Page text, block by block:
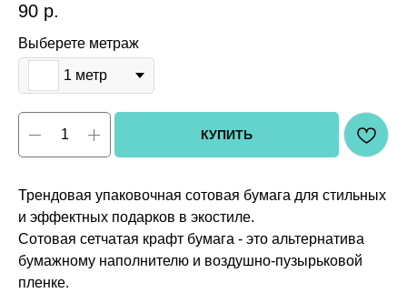
90 р.
Выберете метраж
1 метр
КУПИТЬ
Трендовая упаковочная сотовая бумага для стильных
и эффектных подарков в экостиле.
Сотовая сетчатая крафт бумага - это альтернатива
бумажному наполнителю и воздушно-пузырьковой
пленке.